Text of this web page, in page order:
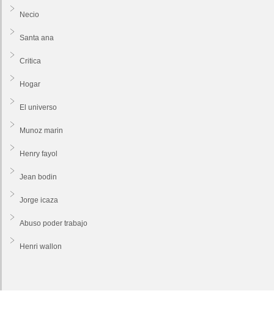
Necio
Santa ana
Critica
Hogar
El universo
Munoz marin
Henry fayol
Jean bodin
Jorge icaza
Abuso poder trabajo
Henri wallon